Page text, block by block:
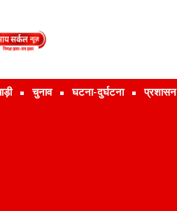
चुनाव घटना-दुर्घटना प्रशासन